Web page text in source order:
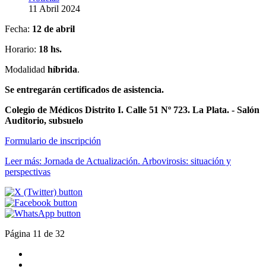
11 Abril 2024
Fecha: 12 de abril
Horario: 18 hs.
Modalidad híbrida.
Se entregarán certificados de asistencia.
Colegio de Médicos Distrito I. Calle 51 Nº 723. La Plata. - Salón
Auditorio, subsuelo
Formulario de inscripción
Leer más: Jornada de Actualización. Arbovirosis: situación y
perspectivas
Página 11 de 32